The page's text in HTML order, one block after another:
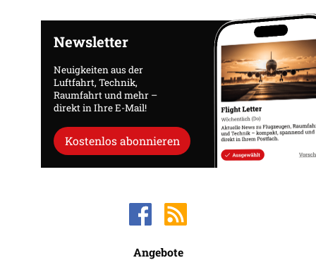
Newsletter
Neuigkeiten aus der
Luftfahrt, Technik,
Raumfahrt und mehr –
direkt in Ihre E-Mail!
Kostenlos abonnieren
Angebote